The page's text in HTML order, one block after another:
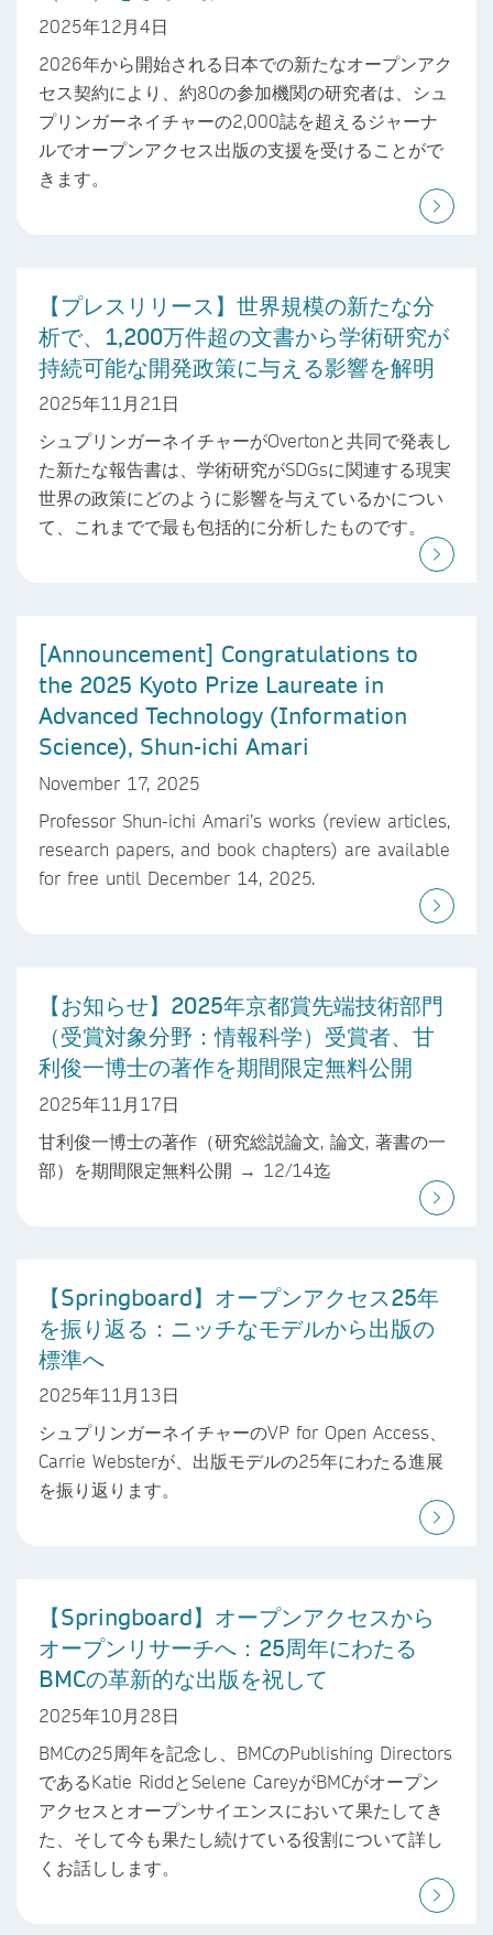
2025年12月4日
2026年から開始される日本での新たなオープンアク
セス契約により、約80の参加機関の研究者は、シュ
プリンガーネイチャーの2,000誌を超えるジャーナ
ルでオープンアクセス出版の支援を受けることがで
きます。
【プレスリリース】世界規模の新たな分
析で、1,200万件超の文書から学術研究が
持続可能な開発政策に与える影響を解明
2025年11月21日
シュプリンガーネイチャーがOvertonと共同で発表し
た新たな報告書は、学術研究がSDGsに関連する現実
世界の政策にどのように影響を与えているかについ
て、これまでで最も包括的に分析したものです。
[Announcement] Congratulations to
the 2025 Kyoto Prize Laureate in
Advanced Technology (Information
Science), Shun-ichi Amari
November 17, 2025
Professor Shun-ichi Amari’s works (review articles,
research papers, and book chapters) are available
for free until December 14, 2025.
【お知らせ】2025年京都賞先端技術部門
（受賞対象分野：情報科学）受賞者、甘
利俊一博士の著作を期間限定無料公開
2025年11月17日
甘利俊一博士の著作（研究総説論文, 論文, 著書の一
部）を期間限定無料公開 → 12/14迄
【Springboard】オープンアクセス25年
を振り返る：ニッチなモデルから出版の
標準へ
2025年11月13日
シュプリンガーネイチャーのVP for Open Access、
Carrie Websterが、出版モデルの25年にわたる進展
を振り返ります。
【Springboard】オープンアクセスから
オープンリサーチへ：25周年にわたる
BMCの革新的な出版を祝して
2025年10月28日
BMCの25周年を記念し、BMCのPublishing Directors
であるKatie RiddとSelene CareyがBMCがオープン
アクセスとオープンサイエンスにおいて果たしてき
た、そして今も果たし続けている役割について詳し
くお話しします。